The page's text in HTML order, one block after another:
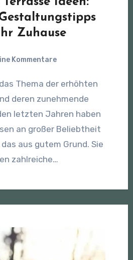
Zuhause
Kommentare
deren zunehmende
letzten Jahren haben
an großer Beliebtheit
aus gutem Grund. Sie
zahlreiche…